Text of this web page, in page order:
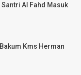
Al Fahd Masuk
Kms Herman